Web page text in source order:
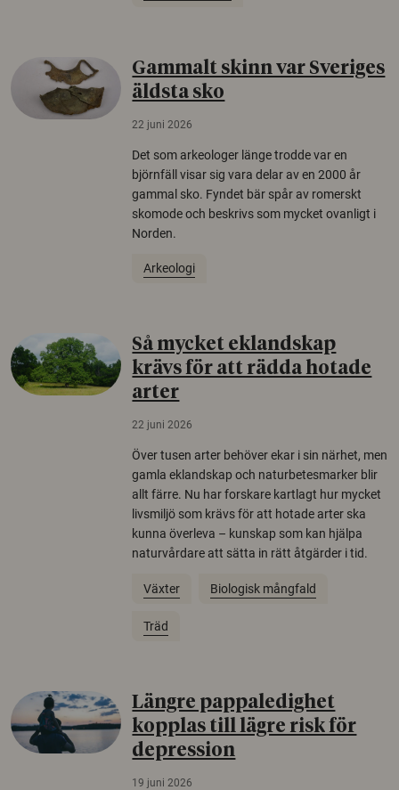
Gammalt skinn var Sveriges
äldsta sko
22 juni 2026
Det som arkeologer länge trodde var en
björnfäll visar sig vara delar av en 2000 år
gammal sko. Fyndet bär spår av romerskt
skomode och beskrivs som mycket ovanligt i
Norden.
Arkeologi
Så mycket eklandskap
krävs för att rädda hotade
arter
22 juni 2026
Över tusen arter behöver ekar i sin närhet, men
gamla eklandskap och naturbetesmarker blir
allt färre. Nu har forskare kartlagt hur mycket
livsmiljö som krävs för att hotade arter ska
kunna överleva – kunskap som kan hjälpa
naturvårdare att sätta in rätt åtgärder i tid.
Växter Biologisk mångfald
Träd
Längre pappaledighet
kopplas till lägre risk för
depression
19 juni 2026